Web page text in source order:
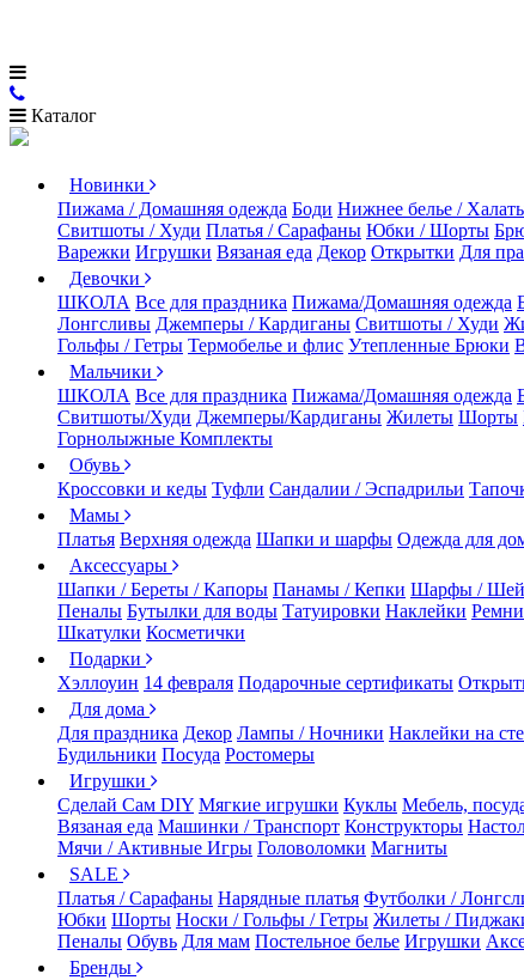
Каталог
Новинки
Пижама / Домашняя одежда Боди Нижнее белье /
Свитшоты / Худи Платья / Сарафаны Юбки / Шорты
Варежки Игрушки Вязаная еда Декор Открытки Для
Девочки
ШКОЛА Все для праздника Пижама/Домашняя одежда
Лонгсливы Джемперы / Кардиганы Свитшоты / Худи
Гольфы / Гетры Термобелье и флис Утепленные Брюки
Мальчики
ШКОЛА Все для праздника Пижама/Домашняя одежда
Свитшоты/Худи Джемперы/Кардиганы Жилеты Шорты
Горнолыжные Комплекты
Обувь
Кроссовки и кеды Туфли Сандалии / Эспадрильи
Мамы
Платья Верхняя одежда Шапки и шарфы Одежда для
Аксессуары
Шапки / Береты / Капоры Панамы / Кепки Шарфы /
Пеналы Бутылки для воды Татуировки Наклейки
Шкатулки Косметички
Подарки
Хэллоуин 14 февраля Подарочные сертификаты
Для дома
Для праздника Декор Лампы / Ночники Наклейки на
Будильники Посуда Ростомеры
Игрушки
Сделай Сам DIY Мягкие игрушки Куклы Мебель,
Вязаная еда Машинки / Транспорт Конструкторы
Мячи / Активные Игры Головоломки Магниты
SALE
Платья / Сарафаны Нарядные платья Футболки /
Юбки Шорты Носки / Гольфы / Гетры Жилеты /
Пеналы Обувь Для мам Постельное белье Игрушки
Бренды